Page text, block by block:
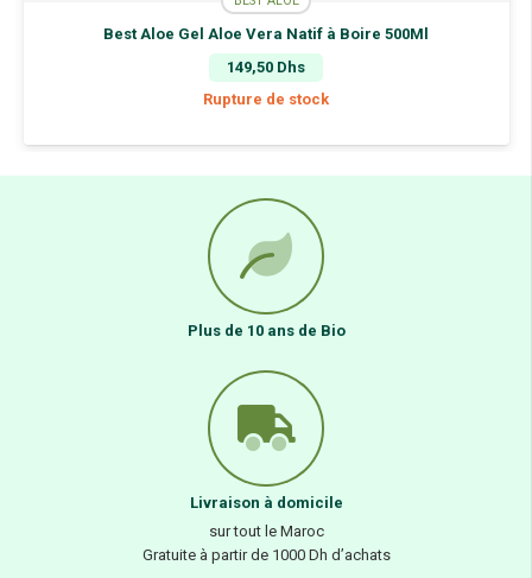
Best Aloe Gel Aloe Vera Natif à Boire 500Ml
149,50 Dhs
Rupture de stock
Plus de 10 ans de Bio
Livraison à domicile
sur tout le Maroc
Gratuite à partir de 1000 Dh d’achats